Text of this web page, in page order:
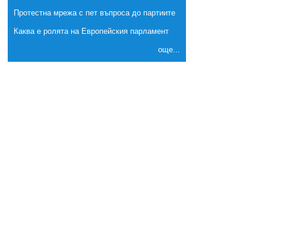
Протестна мрежа с пет въпроса до партиите
Каква е ролята на Европейския парламент
още...